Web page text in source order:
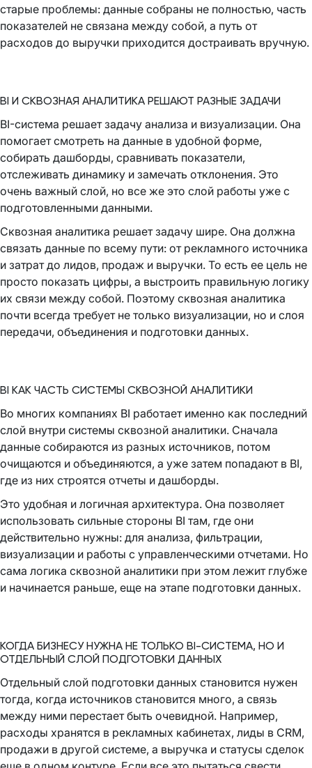
старые проблемы: данные собраны не полностью, часть
показателей не связана между собой, а путь от
расходов до выручки приходится достраивать вручную.
BI И СКВОЗНАЯ АНАЛИТИКА РЕШАЮТ РАЗНЫЕ ЗАДАЧИ
BI-система решает задачу анализа и визуализации. Она
помогает смотреть на данные в удобной форме,
собирать дашборды, сравнивать показатели,
отслеживать динамику и замечать отклонения. Это
очень важный слой, но все же это слой работы уже с
подготовленными данными.
Сквозная аналитика решает задачу шире. Она должна
связать данные по всему пути: от рекламного источника
и затрат до лидов, продаж и выручки. То есть ее цель не
просто показать цифры, а выстроить правильную логику
их связи между собой. Поэтому сквозная аналитика
почти всегда требует не только визуализации, но и слоя
передачи, объединения и подготовки данных.
BI КАК ЧАСТЬ СИСТЕМЫ СКВОЗНОЙ АНАЛИТИКИ
Во многих компаниях BI работает именно как последний
слой внутри системы сквозной аналитики. Сначала
данные собираются из разных источников, потом
очищаются и объединяются, а уже затем попадают в BI,
где из них строятся отчеты и дашборды.
Это удобная и логичная архитектура. Она позволяет
использовать сильные стороны BI там, где они
действительно нужны: для анализа, фильтрации,
визуализации и работы с управленческими отчетами. Но
сама логика сквозной аналитики при этом лежит глубже
и начинается раньше, еще на этапе подготовки данных.
КОГДА БИЗНЕСУ НУЖНА НЕ ТОЛЬКО BI-СИСТЕМА, НО И
ОТДЕЛЬНЫЙ СЛОЙ ПОДГОТОВКИ ДАННЫХ
Отдельный слой подготовки данных становится нужен
тогда, когда источников становится много, а связь
между ними перестает быть очевидной. Например,
расходы хранятся в рекламных кабинетах, лиды в CRM,
продажи в другой системе, а выручка и статусы сделок